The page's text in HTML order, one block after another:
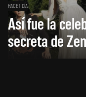
HACE 1 DÍA
Así fue la
secreta de